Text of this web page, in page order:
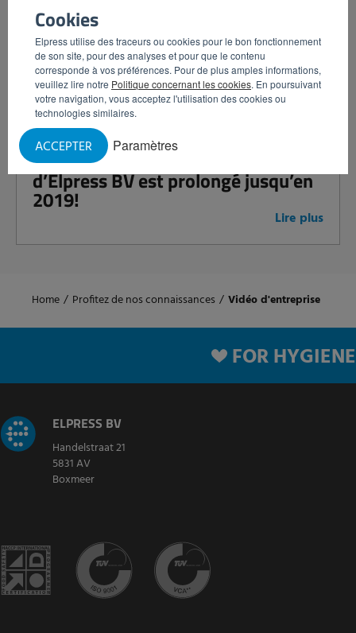
Cookies
Elpress utilise des traceurs ou cookies pour le bon fonctionnement
de son site, pour des analyses et pour que le contenu
corresponde à vos préférences. Pour de plus amples informations,
veuillez lire notre Politique concernant les cookies. En poursuivant
votre navigation, vous acceptez l'utilisation des cookies ou
technologies similaires.
Paramètres
ACCEPTER
Elpress opte pour la durabilité
totale avec des nouveaux panneaux
solaires
Lire plus
Le certificat HACCP International
d’Elpress BV est prolongé jusqu’en
2019!
Lire plus
Home / Profitez de nos connaissances / Vidéo d'entreprise
FOR HYGIENE
ELPRESS BV
Handelstraat 21
5831 AV
Boxmeer